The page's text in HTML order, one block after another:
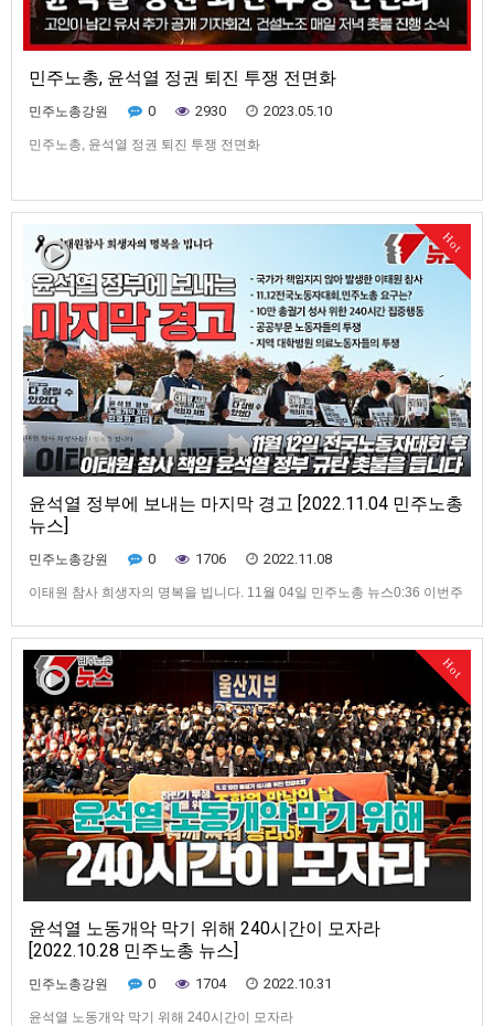
민주노총, 윤석열 정권 퇴진 투쟁 전면화
민주노총강원 0 2930 2023.05.10
민주노총, 윤석열 정권 퇴진 투쟁 전면화
Hot
윤석열 정부에 보내는 마지막 경고 [2022.11.04 민주노총
뉴스]
민주노총강원 0 1706 2022.11.08
이태원 참사 희생자의 명복을 빕니다. 11월 04일 민주노총 뉴스0:36 이번주
은? 3:52 11.12 전국노동자대회 일주일 앞으로... 민주노총의 요구는? 7:00
10만 총궐기 성사를 위한 240시간 집중행동 8:38 공공부문 노동자들의 투
쟁 10:39 지역 대학병원의 무능…
Hot
윤석열 노동개악 막기 위해 240시간이 모자라
[2022.10.28 민주노총 뉴스]
민주노총강원 0 1704 2022.10.31
윤석열 노동개악 막기 위해 240시간이 모자라